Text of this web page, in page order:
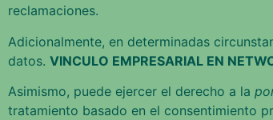
reclamaciones.
Adicionalmente, en determinadas
datos. VINCULO EMPRESARIAL EN
Asimismo, puede ejercer el derecho a la
tratamiento basado en el consentimiento